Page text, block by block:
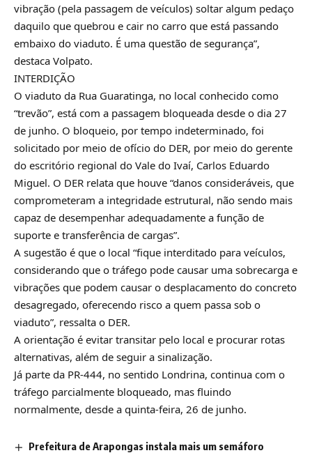
vibração (pela passagem de veículos) soltar algum pedaço
daquilo que quebrou e cair no carro que está passando
embaixo do viaduto. É uma questão de segurança”,
destaca Volpato.
INTERDIÇÃO
O viaduto da Rua Guaratinga, no local conhecido como
“trevão”, está com a passagem bloqueada desde o dia 27
de junho. O bloqueio, por tempo indeterminado, foi
solicitado por meio de ofício do DER, por meio do gerente
do escritório regional do Vale do Ivaí, Carlos Eduardo
Miguel. O DER relata que houve “danos consideráveis, que
comprometeram a integridade estrutural, não sendo mais
capaz de desempenhar adequadamente a função de
suporte e transferência de cargas”.
A sugestão é que o local “fique interditado para veículos,
considerando que o tráfego pode causar uma sobrecarga e
vibrações que podem causar o desplacamento do concreto
desagregado, oferecendo risco a quem passa sob o
viaduto”, ressalta o DER.
A orientação é evitar transitar pelo local e procurar rotas
alternativas, além de seguir a sinalização.
Já parte da PR-444, no sentido Londrina, continua com o
tráfego parcialmente bloqueado, mas fluindo
normalmente, desde a quinta-feira, 26 de junho.
Prefeitura de Arapongas instala mais um semáforo